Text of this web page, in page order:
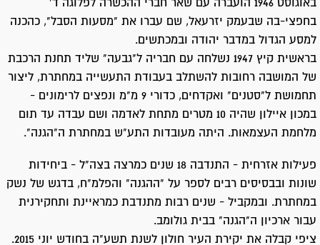
באוגוסט 1946 הועברה עם שאר חברי ההכשרה לפלוגה ד'
בחפצי-בה שבעמק יזרעאל, שם עברו את "מסעות הסבל", כהכנה
למסע הגדול במדבר יהודה ובמכתשים.
בראשית קיץ 1947 נשלחה עם חבריה ל"גבעה" שליד תחנת הרכבת
של המושבה רחובות להשתלב בעבודת התעשייה במחתרת, ליצור
תחמושת ל"סטנים" ואקדחים, כדורי 9 מ"מ ונפצים לרימונים -
במכון איילון שהיה 10 מטרים מתחת לאדמה ושם עבדה עד תום
מלחמת העצמאות. היתה מעובדות התע"ש במחתרת ה"הגנה".
פעילות אזרחית - התנדבה 18 שנים כמרצה בצה"ל - ביחידות
שונות ובבסיסים רבים לספר על "ההגנה" והפלמ"ח, בדגש של נשק
במחתרת. ובמקביל - שנים רבות מתנדבת כמראיינת ותחקירנית
עבור ארכיון ה"הגנה" בבית גולומב.
ציפי קבלה את יקירת העיר חולון לשנת תשע"ה בחודש יוני 2015.